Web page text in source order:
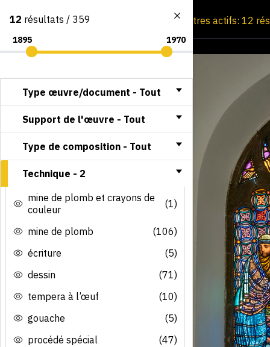
Consultation par image Filtres actifs: 12
12 résultats / 359
Type œuvre/document - Tout
Support de l'œuvre - Tout
Type de composition - Tout
Technique - 2
mine de plomb et crayons de
couleur
(1)
mine de plomb
(106)
écriture
(5)
dessin
(71)
tempera à l’œuf
(10)
gouache
(5)
procédé spécial
(47)